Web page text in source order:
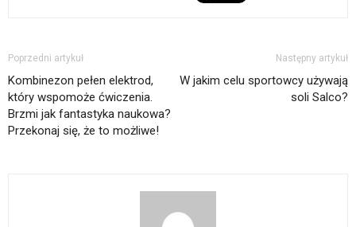
Poprzedni artykuł
Kombinezon pełen elektrod,
który wspomoże ćwiczenia.
Brzmi jak fantastyka naukowa?
Przekonaj się, że to możliwe!
Następny artykuł
W jakim celu sportowcy używają
soli Salco?